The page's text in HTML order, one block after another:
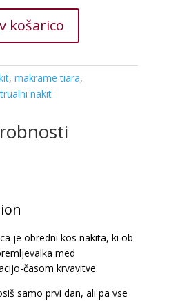
košarico
, makrame tiara,
nakit
je obredni kos nakita, ki ob
med
časom krvavitve.
samo prvi dan, ali pa vse